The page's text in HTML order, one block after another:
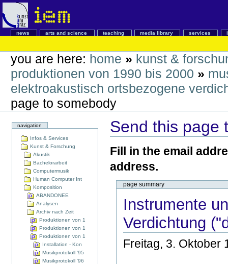
news arts and science teaching media library services
you are here: home » kunst &
produktionen von 1990 bis 2000 »
elektroakustisch ortsbezogene
page to somebody
navigation
Infos & Services
Kunst & Forschung
Akustik
Bachelorarbeit
Computermusik
Human Computer Int
Komposition
ABANDONEE
Analysen
Archiv nach Zeit
Produktionen von 1
Produktionen von 1
Produktionen von 1
Installation - Kon
Musikprotokoll '95
Musikprotokoll '96
Send this page
Fill in the email
address.
page summary
Instrumente
Verdichtung
Freitag, 3. Oktober